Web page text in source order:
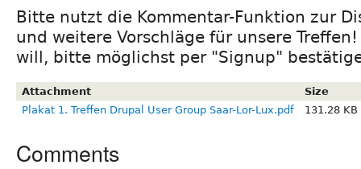
Bitte nutzt die Kommentar-Funktion zur
und weitere Vorschläge für unsere
will, bitte möglichst per "Signup"
Attachment
Size
Plakat 1. Treffen Drupal User Group Saar-Lor-Lux.pdf
131.28 KB
Comments